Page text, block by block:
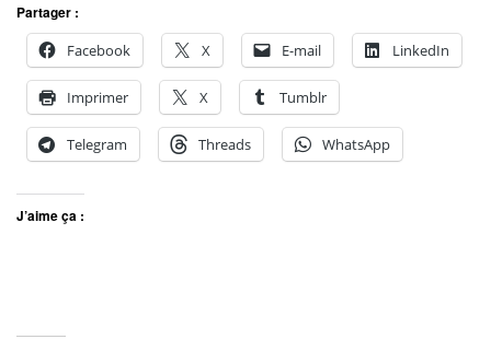
Partager :
Facebook
X E-mail LinkedIn
Imprimer X Tumblr
Telegram Threads WhatsApp
J’aime ça :